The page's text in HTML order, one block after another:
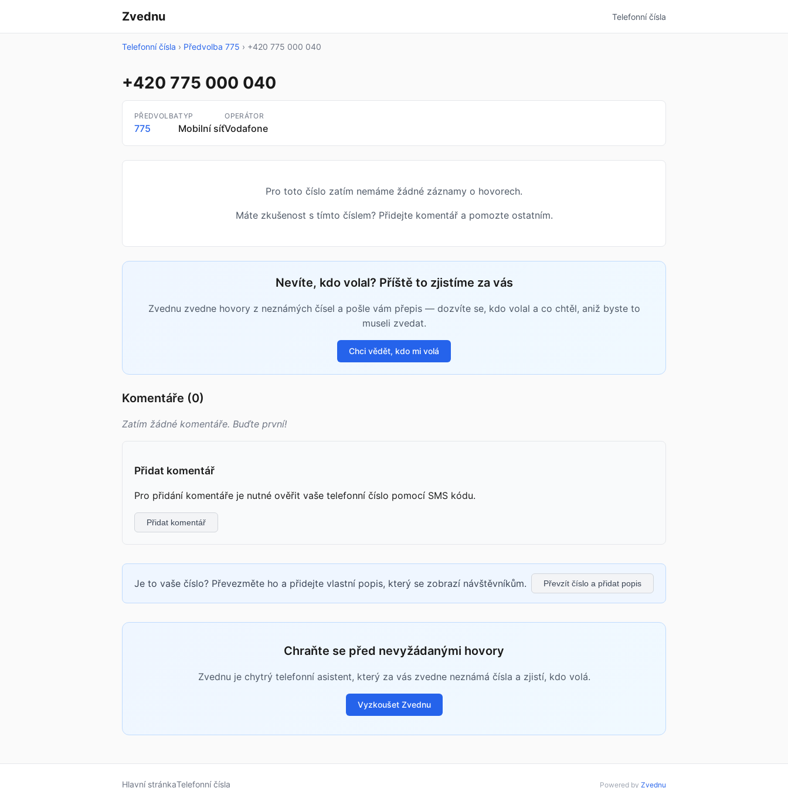
Zvednu Telefonní čísla
Telefonní čísla › Předvolba 775 › +420 775 000 040
+420 775 000 040
PŘEDVOLBA
775
TYP
Mobilní síť
OPERÁTOR
Vodafone
Pro toto číslo zatím nemáme žádné záznamy o hovorech.
Máte zkušenost s tímto číslem? Přidejte komentář a pomozte ostatním.
Nevíte, kdo volal? Příště to zjistíme za vás
Zvednu zvedne hovory z neznámých čísel a pošle vám přepis — dozvíte se, kdo volal a co chtěl, aniž byste to
museli zvedat.
Chci vědět, kdo mi volá
Komentáře (0)
Zatím žádné komentáře. Buďte první!
Přidat komentář
Pro přidání komentáře je nutné ověřit vaše telefonní číslo pomocí SMS kódu.
Přidat komentář
Je to vaše číslo? Převezměte ho a přidejte vlastní popis, který se zobrazí návštěvníkům. Převzít číslo a přidat popis
Chraňte se před nevyžádanými hovory
Zvednu je chytrý telefonní asistent, který za vás zvedne neznámá čísla a zjistí, kdo volá.
Vyzkoušet Zvednu
Hlavní stránkaTelefonní čísla Powered by Zvednu